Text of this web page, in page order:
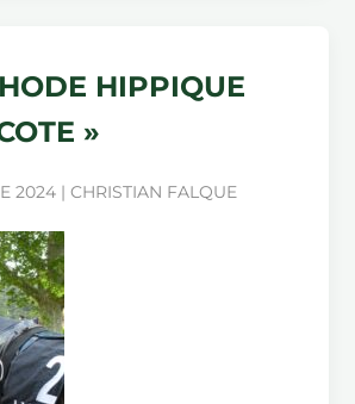
HIPPIQUE
»
2024 | CHRISTIAN FALQUE